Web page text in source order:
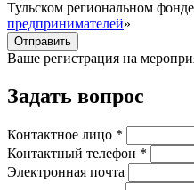
Тульском региональном
предпринимателей»
Отправить
Ваше регистрация на
Задать вопрос
Контактное лицо *
Контактный телефон *
Электронная почта